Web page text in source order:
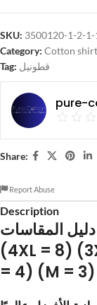
SKU: 3500120-1-2-1-
Category: Cotton shirt
Tag: قطونيل
pure-
Share:
Report Abuse
Description
دليل المقاسات
(4XL = 8)
= 4) (M =